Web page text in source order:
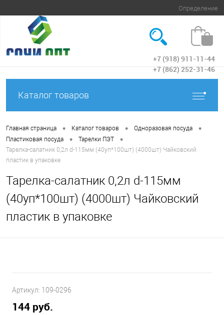
Определение
+7 (918) 911-11-44
+7 (862) 252-31-46
Каталог товаров
Главная страница • Каталог товаров • Одноразовая посуда •
Пластиковая посуда • Тарелки ПЭТ •
Тарелка-салатник 0,2л d-115мм (40уп*100шт) (4000шт) Чайковский
пластик в упаковке
Тарелка-салатник 0,2л d-115мм
(40уп*100шт) (4000шт) Чайковский
пластик в упаковке
Артикул: 109-0296
144 руб.